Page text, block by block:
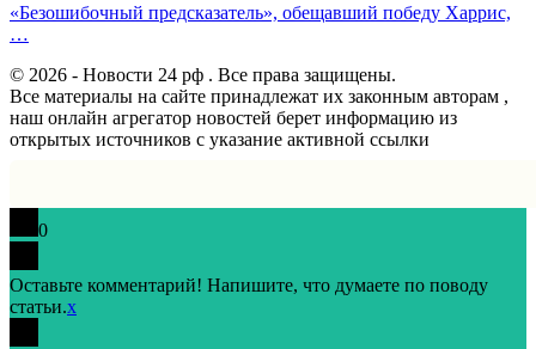
«Безошибочный предсказатель», обещавший победу Харрис,
…
© 2026 - Новости 24 рф . Все права защищены.
Все материалы на сайте принадлежат их законным авторам ,
наш онлайн агрегатор новостей берет информацию из
открытых источников с указание активной ссылки
0
Оставьте комментарий! Напишите, что думаете по поводу
статьи.x